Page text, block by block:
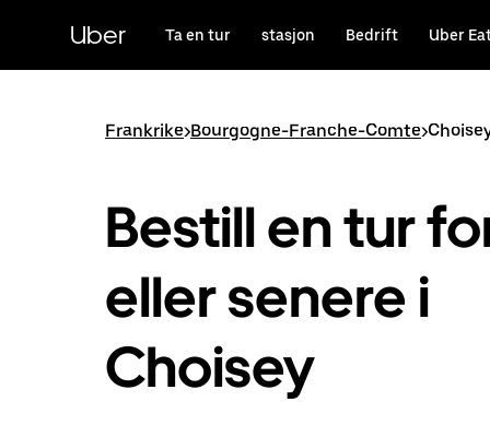
hovedinnholdet
Uber Ta en tur stasjon Bedrift Uber
Frankrike>Bourgogne-Franche-Comte>
Bestill en tur
eller senere i
Choisey